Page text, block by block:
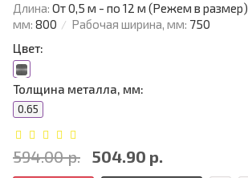
Длина: От 0,5 м - по 12 м (Режем в размер)
мм: 800 Рабочая ширина, мм: 750
Цвет:
Толщина металла, мм:
0.65
594.00 р. 504.90 р.